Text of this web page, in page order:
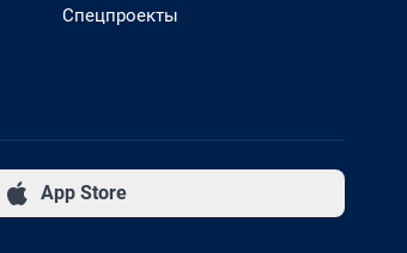
Спецпроекты
App Store